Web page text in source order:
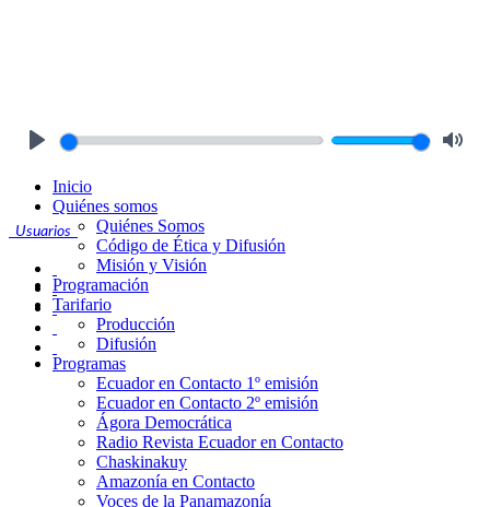
Usuarios
Inicio
Quiénes somos
Quiénes Somos
Código de Ética y Difusión
Misión y Visión
Programación
Tarifario
Producción
Difusión
Programas
Ecuador en Contacto 1º emisión
Ecuador en Contacto 2º emisión
Ágora Democrática
Radio Revista Ecuador en Contacto
Chaskinakuy
Amazonía en Contacto
Voces de la Panamazonía